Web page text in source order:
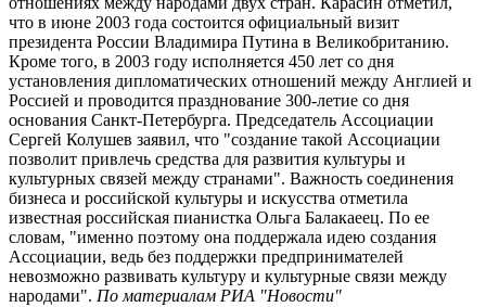
что в июне 2003 года состоится официальный визит
президента России Владимира Путина в Великобританию.
Кроме того, в 2003 году исполняется 450 лет со дня
установления дипломатических отношений между Англией и
Россией и проводится празднование 300-летие со дня
основания Санкт-Петербурга. Председатель Ассоциации
Сергей Колушев заявил, что "создание такой Ассоциации
позволит привлечь средства для развития культуры и
культурных связей между странами". Важность соединения
бизнеса и российской культуры и искусства отметила
известная российская пианистка Ольга Балакаеец. По ее
словам, "именно поэтому она поддержала идею создания
Ассоциации, ведь без поддержки предпринимателей
невозможно развивать культуру и культурные связи между
народами". По материалам РИА "Новости"